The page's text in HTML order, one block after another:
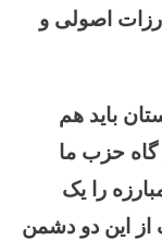
اصولی و
باید هم
گاه حزب ما
را یک
از این دو دشمن